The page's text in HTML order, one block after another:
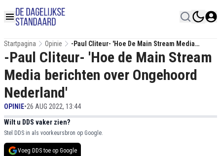
Startpagina Opinie
-Paul Cliteur- 'Hoe De Main Stream Media
Berichten Over Ongehoord Nederland'
-Paul Cliteur- 'Hoe de Main Stream
Media berichten over Ongehoord
Nederland'
OPINIE•26 AUG 2022, 13:44
Wilt u DDS vaker zien?
Stel DDS in als voorkeursbron op Google.
Voeg DDS toe op Google